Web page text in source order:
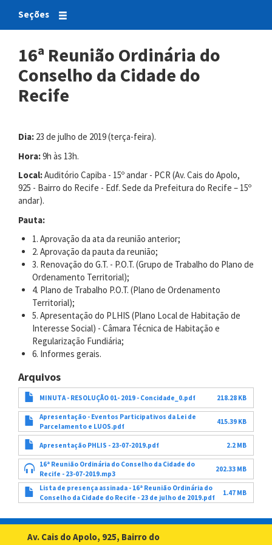
Seções
16ª Reunião Ordinária do
Conselho da Cidade do
Recife
Dia: 23 de julho de 2019 (terça-feira).
Hora:9h às 13h.
Local:Auditório Capiba - 15º andar - PCR (Av. Cais do Apolo,
925 - Bairro do Recife - Edf. Sede da Prefeitura do Recife – 15º
andar).
Pauta:
1. Aprovação da ata da reunião anterior;
2. Aprovação da pauta da reunião;
3. Renovação do G.T. - P.O.T. (Grupo de Trabalho do Plano de
Ordenamento Territorial);
4. Plano de Trabalho P.O.T. (Plano de Ordenamento
Territorial);
5. Apresentação do PLHIS (Plano Local de Habitação de
Interesse Social) - Câmara Técnica de Habitação e
Regularização Fundiária;
6. Informes gerais.
Arquivos
MINUTA - RESOLUÇÃO 01- 2019 - Concidade_0.pdf 218.28 KB
Apresentação - Eventos Participativos da Lei de
Parcelamento e LUOS.pdf
415.39 KB
Apresentação PHLIS - 23-07-2019.pdf 2.2 MB
16ª Reunião Ordinária do Conselho da Cidade do
Recife - 23-07-2019.mp3
202.33 MB
Lista de presença assinada - 16ª Reunião Ordinária do
Conselho da Cidade do Recife - 23 de julho de 2019.pdf
1.47 MB
Av. Cais do Apolo, 925, Bairro do